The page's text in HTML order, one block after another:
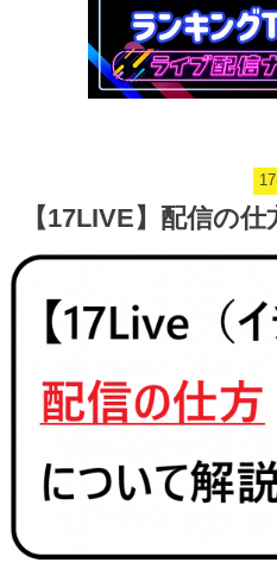
【17LIVE】配信の